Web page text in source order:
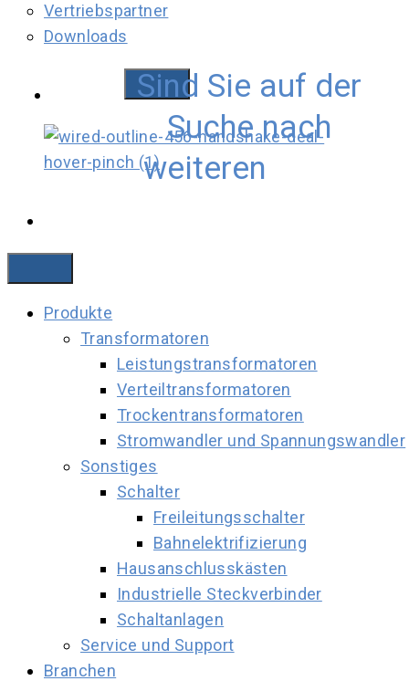
Vertriebspartner
Downloads
Produkte
Transformatoren
Leistungstransformatoren
Verteiltransformatoren
Trockentransformatoren
Stromwandler und Spannungswandler
Sonstiges
Schalter
Freileitungsschalter
Bahnelektrifizierung
Hausanschlusskästen
Industrielle Steckverbinder
Schaltanlagen
Service und Support
Branchen
Downloadbereich
Sind Sie auf der
Suche nach
weiteren